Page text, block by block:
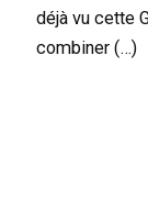
déjà vu cette
combiner (…)